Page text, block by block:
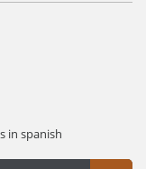
in spanish